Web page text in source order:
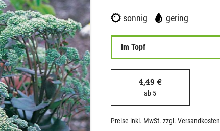
sonnig gering
Im Topf
4,49 €
ab 5
Preise inkl. MwSt. zzgl. Versandkosten